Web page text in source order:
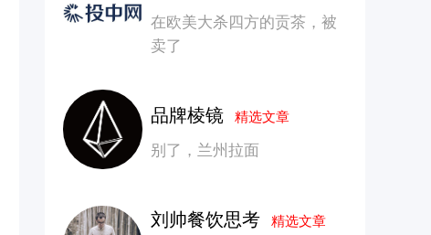
在欧美大杀四方的贡茶，被
卖了
品牌棱镜精选文章
别了，兰州拉面
刘帅餐饮思考精选文章